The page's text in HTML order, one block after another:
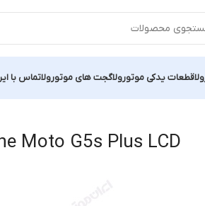
قطعات یدکی موتورولاگجت های موتورولاتماس با
Moto G5s Plus LCD